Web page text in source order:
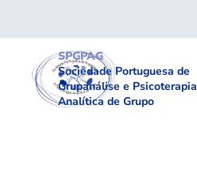
SPGPAG
Sociedade Portuguesa de
Grupanálise e Psicoterapia
Analítica de Grupo